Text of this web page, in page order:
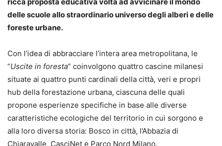
ricca proposta educativa volta ad avvicinare il mondo
delle scuole allo straordinario universo degli alberi e delle
foreste urbane.
Con l’idea di abbracciare l’intera area metropolitana, le
“Uscite in foresta” coinvolgono quattro cascine milanesi
situate ai quattro punti cardinali della città, veri e propri
hub della forestazione urbana, ciascuna delle quali
propone esperienze specifiche in base alle diverse
caratteristiche ecologiche del territorio in cui sorgono e
alla loro diversa storia: Bosco in città, l’Abbazia di
Chiaravalle, CasciNet e Parco Nord Milano.